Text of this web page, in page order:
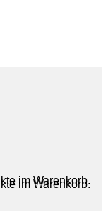
im Warenkorb.
im Warenkorb.